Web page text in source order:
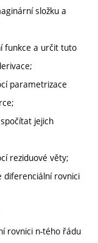
složku a
funkce a určit tuto
parametrizace
jejich
reziduové věty;
diferenciální rovnici
rovnici n-tého řádu